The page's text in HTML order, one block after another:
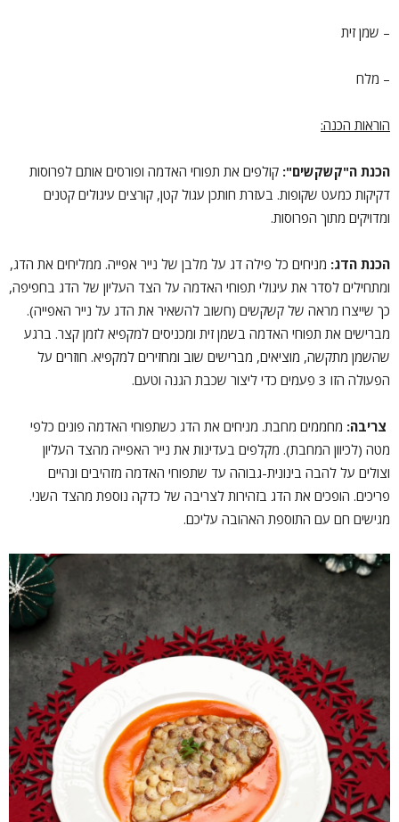
– שמן זית
– מלח
הוראות הכנה:
הכנת ה"קשקשים": קולפים את תפוחי האדמה ופורסים אותם לפרוסות
דקיקות כמעט שקופות. בעזרת חותכן עגול קטן, קורצים עיגולים קטנים
ומדויקים מתוך הפרוסות.
הכנת הדג: מניחים כל פילה דג על מלבן של נייר אפייה. ממליחים את הדג,
ומתחילים לסדר את עיגולי תפוחי האדמה על הצד העליון של הדג בחפיפה,
כך שייצרו מראה של קשקשים (חשוב להשאיר את הדג על נייר האפייה).
מברישים את תפוחי האדמה בשמן זית ומכניסים למקפיא לזמן קצר. ברגע
שהשמן מתקשה, מוציאים, מברישים שוב ומחזירים למקפיא. חוזרים על
הפעולה הזו 3 פעמים כדי ליצור שכבת הגנה וטעם.
צריבה: מחממים מחבת. מניחים את הדג כשתפוחי האדמה פונים כלפי
מטה (לכיוון המחבת). מקלפים בעדינות את נייר האפייה מהצד העליון
וצולים על להבה בינונית-גבוהה עד שתפוחי האדמה מזהיבים ונהיים
פריכים. הופכים את הדג בזהירות לצריבה של כדקה נוספת מהצד השני.
מגישים חם עם התוספת האהובה עליכם.